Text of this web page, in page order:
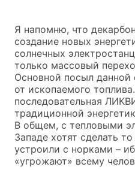
Я напомню, что
создание новых
солнечных
только массовый
Основной посыл данной
от ископаемого
последовательная
традиционной
В общем, с тепловыми
Западе хотят сделать
устроили с норками –
«угрожают» всему